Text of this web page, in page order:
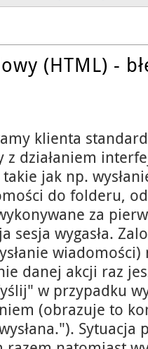
(HTML) -
klienta
działaniem
jak np.
do folderu,
za
sesja wygasła.
wiadomości)
danej akcji raz
w przypadku
(obrazuje to
Sytuacja